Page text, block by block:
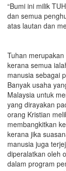
“Bumi ini milik
dan semua
atas lautan dan
Tuhan
kerana semua
manusia sebagai
Banyak usaha
Malaysia untuk
yang dirayakan
orang Kristian
membangkitkan
kerana jika
manusia juga
diperalatkan oleh
dalam program